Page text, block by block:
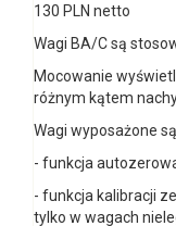
130 PLN netto
Wagi BA/C są
Mocowanie
różnym kątem
Wagi wyposażone
- funkcja
- funkcja kalibracji
tylko w wagach